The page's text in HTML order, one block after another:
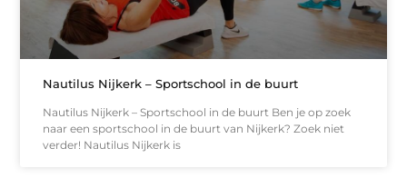
Nautilus Nijkerk – Sportschool in de buurt
Nautilus Nijkerk – Sportschool in de buurt Ben je op zoek
naar een sportschool in de buurt van Nijkerk? Zoek niet
verder! Nautilus Nijkerk is